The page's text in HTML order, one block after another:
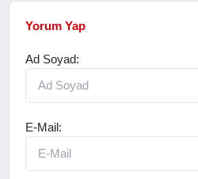
Yorum Yap
Ad Soyad:
E-Mail: